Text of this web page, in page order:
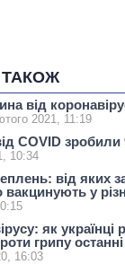
ТАКОЖ
від
2021, 11:19
COVID зробили
10:34
від яких
вакцинують у
як українці
грипу
16:03